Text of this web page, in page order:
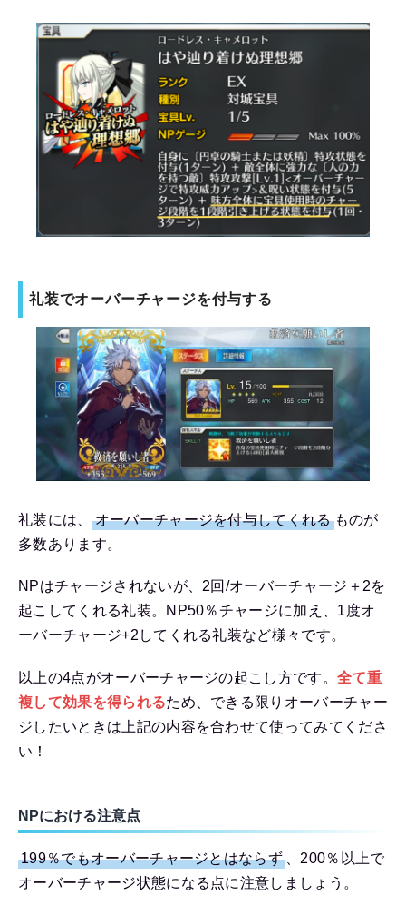
礼装でオーバーチャージを付与する
礼装には、 オーバーチャージを付与してくれるものが
多数あります。
NPはチャージされないが、2回/オーバーチャージ＋2を
起こしてくれる礼装。NP50％チャージに加え、1度オ
ーバーチャージ+2してくれる礼装など様々です。
以上の4点がオーバーチャージの起こし方です。全て重
複して効果を得られるため、できる限りオーバーチャー
ジしたいときは上記の内容を合わせて使ってみてくださ
い！
NPにおける注意点
199％でもオーバーチャージとはならず
、200％以上で
オーバーチャージ状態になる点に注意しましょう。